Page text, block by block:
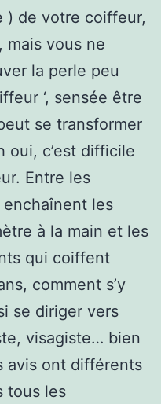
) de votre coiffeur,
mais vous ne
la perle peu
‘, sensée être
se transformer
oui, c’est difficile
Entre les
les
à la main et les
qui coiffent
comment s’y
se diriger vers
visagiste… bien
avis ont différents
tous les